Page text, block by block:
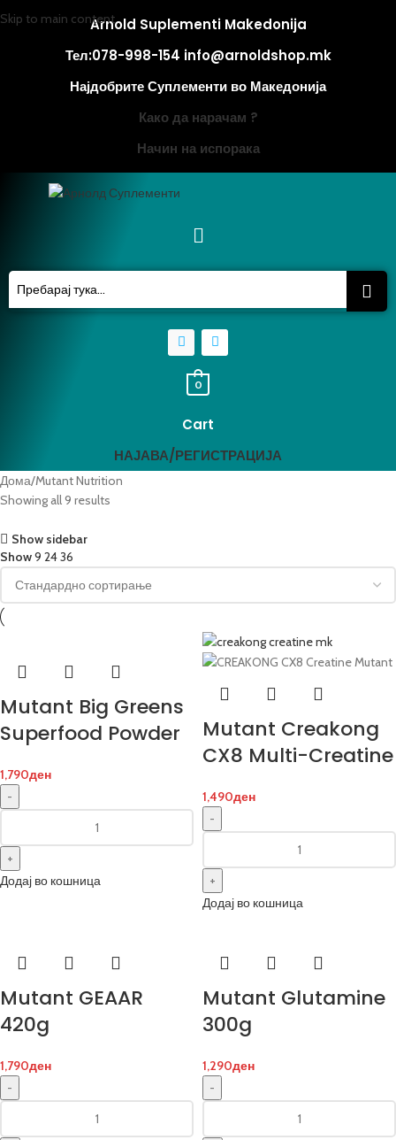
Skip to main contentArnold Suplementi Makedonija
Тел:078-998-154 info@arnoldshop.mk
Најдобрите Суплементи во Македонија
Како да нарачам ?
Начин на испорака
0
Cart
НАЈАВА/РЕГИСТРАЦИЈА
Дома Mutant Nutrition
Showing all 9 results
Show sidebar
Show9 2436
Mutant Big Greens
Superfood Powder
1,790ден
Додај во кошница
Mutant Creakong
CX8 Multi-Creatine
1,490ден
Додај во кошница
Mutant GEAAR
420g
1,790ден
Mutant Glutamine
300g
1,290ден